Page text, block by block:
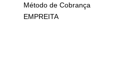
Método de Cobrança
EMPREITA